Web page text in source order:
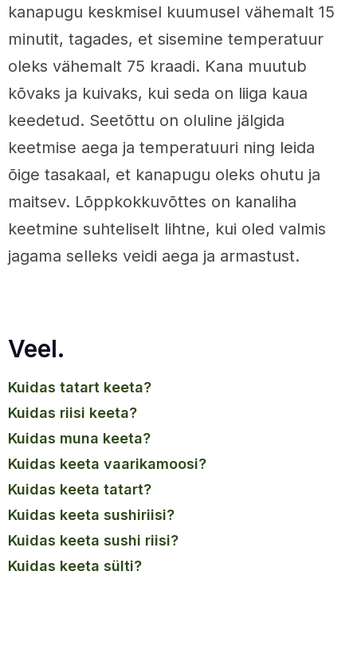
kanapugu keskmisel kuumusel vähemalt 15
minutit, tagades, et sisemine temperatuur
oleks vähemalt 75 kraadi. Kana muutub
kõvaks ja kuivaks, kui seda on liiga kaua
keedetud. Seetõttu on oluline jälgida
keetmise aega ja temperatuuri ning leida
õige tasakaal, et kanapugu oleks ohutu ja
maitsev. Lõppkokkuvõttes on kanaliha
keetmine suhteliselt lihtne, kui oled valmis
jagama selleks veidi aega ja armastust.
Veel.
kuidas tatart keeta?
kuidas riisi keeta?
kuidas muna keeta?
kuidas keeta vaarikamoosi?
kuidas keeta tatart?
kuidas keeta sushiriisi?
kuidas keeta sushi riisi?
kuidas keeta sülti?